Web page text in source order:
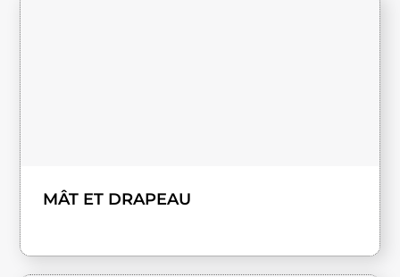
MÂT ET DRAPEAU